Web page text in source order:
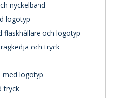
nyckelband
logotyp
flaskhållare och logotyp
och tryck
med logotyp
tryck